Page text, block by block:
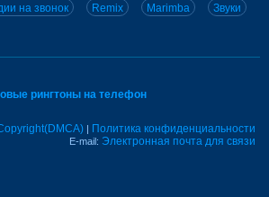
на звонок Remix Marimba Звуки
рингтоны на телефон
| Политика конфиденциальности
E-mail: Электронная почта для связи